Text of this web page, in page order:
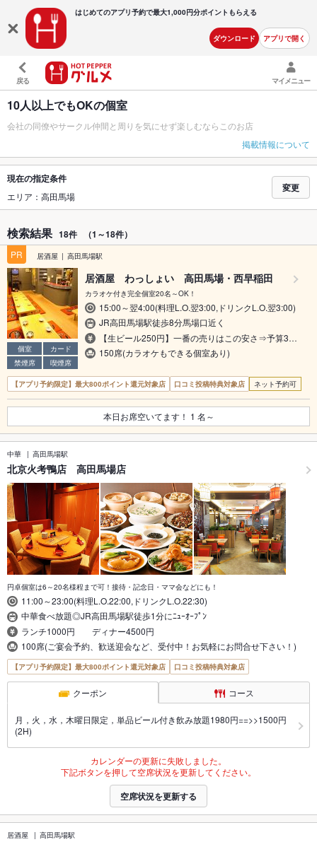
はじめてのアプリ予約で最大1,000円分ポイントもらえる
ダウンロード アプリで開く
戻る マイメニュー
10人以上でもOKの個室
会社の同僚やサークル仲間と周りを気にせず楽しむならこのお店
掲載情報について
現在の指定条件
エリア：高田馬場
変更
検索結果 18件 （1～18件）
PR 居酒屋 高田馬場駅
個室
カード
禁煙席
喫煙席
居酒屋 わっしょい 高田馬場・西早稲田
カラオケ付き完全個室20名～OK！
15:00～翌4:00(料理L.O.翌3:00,ドリンクL.O.翌3:00)
JR高田馬場駅徒歩8分馬場口近く
【生ビール250円】一番の売りはこの安さ⇒予算3…
150席(カラオケもできる個室あり)
【アプリ予約限定】最大800ポイント還元対象店 口コミ投稿特典対象店 ネット予約可
本日お席空いてます！ 1 名～
中華 高田馬場駅
北京火考鴨店 高田馬場店
円卓個室は6～20名様程まで可！接待・記念日・ママ会などにも！
11:00～23:00(料理L.O.22:00,ドリンクL.O.22:30)
中華食べ放題◎JR高田馬場駅徒歩1分にﾆｭｰｵｰﾌﾟﾝ
ランチ1000円 ディナー4500円
100席(ご宴会予約、歓送迎会など、受付中！お気軽にお問合せ下さい！)
【アプリ予約限定】最大800ポイント還元対象店 口コミ投稿特典対象店
クーポン コース
月，火，水，木曜日限定，単品ビール付き飲み放題1980円==>>1500円
(2H)
カレンダーの更新に失敗しました。
下記ボタンを押して空席状況を更新してください。
空席状況を更新する
居酒屋 高田馬場駅